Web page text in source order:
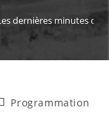
dernières minutes
Programmation